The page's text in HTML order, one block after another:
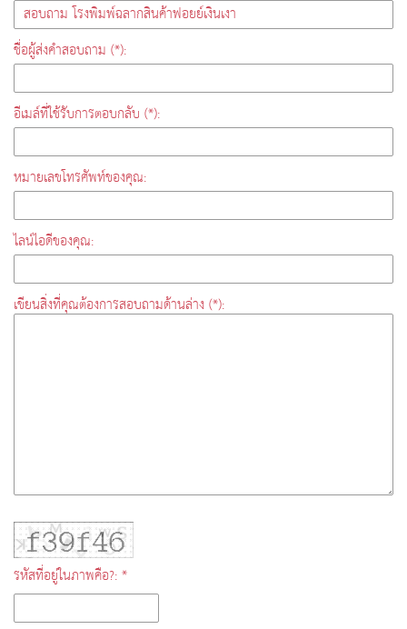
ชื่อผู้ส่งคำสอบถาม (*):
อีเมล์ที่ใช้รับการตอบกลับ (*):
หมายเลขโทรศัพท์ของคุณ:
ไลน์ไอดีของคุณ:
เขียนสิ่งที่คุณต้องการสอบถามด้านล่าง (*):
รหัสที่อยู่ในภาพคือ?: *